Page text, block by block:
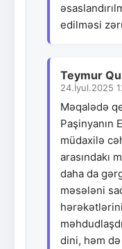
edilməsi
Teymur
24.İyul.2025
Məqalədə
Paşinyanın
müdaxilə
arasındakı
daha da
məsələni
dini, həm